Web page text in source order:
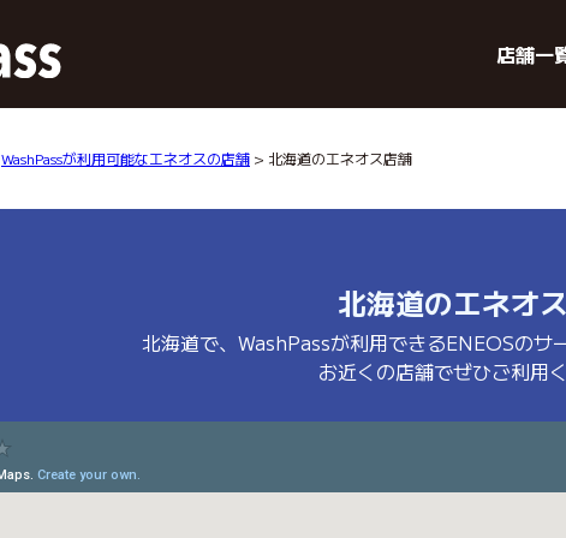
店舗一
WashPassが利用可能なエネオスの店舗 > 北海道のエネオス店舗
北海道のエネオ
北海道で、WashPassが利用できるENEOSのサ
お近くの店舗でぜひご利用く